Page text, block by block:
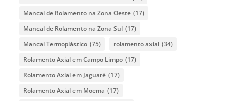
Mancal de Rolamento na Zona Oeste (17)
Mancal de Rolamento na Zona Sul (17)
Mancal Termoplástico (75) rolamento axial (34)
Rolamento Axial em Campo Limpo (17)
Rolamento Axial em Jaguaré (17)
Rolamento Axial em Moema (17)